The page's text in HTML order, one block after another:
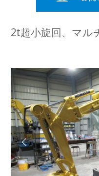
2t超小旋回、マル